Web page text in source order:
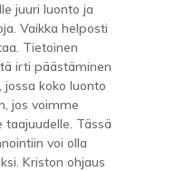
juuri luonto ja
Vaikka helposti
Tietoinen
irti päästäminen
koko luonto
jos voimme
Tässä
voi olla
Kriston ohjaus